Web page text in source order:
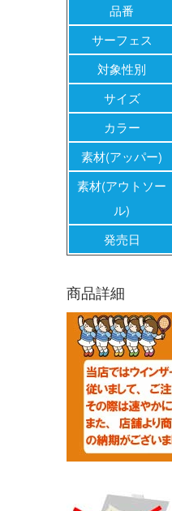
品番
サーフェス
対象性別
サイズ
カラー
素材(アッパー)
素材(アウトソー
ル)
発売日
商品詳細